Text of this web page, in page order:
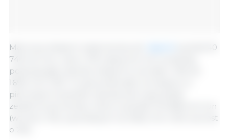
Marcowy eksport wieprzowiny do
wyniósł 40
746 mln ton, czyli o 11% więcej niż rok wcześniej,
podczas gdy wartość eksportu wzrosła o 13% do
169,5 mln USD. To spowodowało, że eksport w
pierwszym kwartale nieznacznie wyprzedził
zeszłoroczne tempo, które wyniosło 104 828 mln ton
(wzrost o 1%) wycenianych na 436,2 mln USD (wzrost
o 2%).